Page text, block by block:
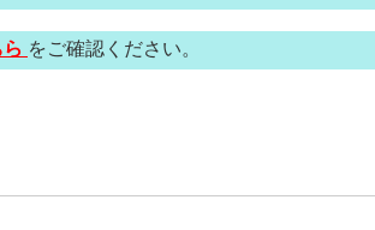
をご確認ください。